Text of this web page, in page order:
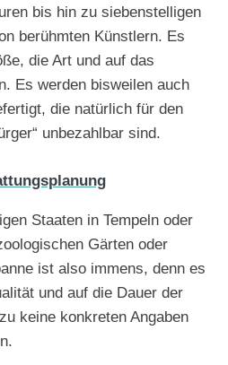
bis hin zu siebenstelligen
berühmten Künstlern. Es
die Art und auf das
Es werden bisweilen auch
die natürlich für den
unbezahlbar sind.
Staaten in Tempeln oder
Gärten oder
ist also immens, denn es
und auf die Dauer der
keine konkreten Angaben